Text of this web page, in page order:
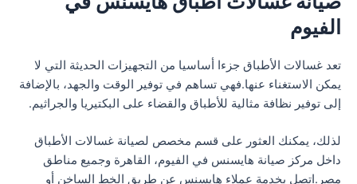
الفيوم
تعد غسالات الأطباق جزءا أساسيا من التجهيزات الحديثة التي لا
يمكن الاستغناء عنها.فهي تساهم في توفير الوقت والجهد، بالإضافة
إلى توفير نظافة مثالية للأطباق والقضاء على البكتيريا والجراثيم.
لذلك، يمكنك العثور على قسم مخصص لصيانة غسالات الأطباق
داخل مركز صيانة هايسنس في الفيوم، القاهرة وجميع مناطق
مصر.اتصل بخدمة عملاء هايسنس عن طريق الخط الساخن أو